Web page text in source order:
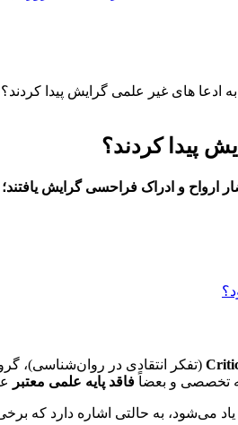
ادعا های غیر علمی گرایش پیدا کردند؟
پیدا کردند؟
ارواح و ادراک فراحسی گرایش
(تفکر انتقادی در روان‌شناسی)،
تخصصی و بعضاً فاقد پایه علمی معتبر
یاد می‌شود، به حالتی اشاره دارد که